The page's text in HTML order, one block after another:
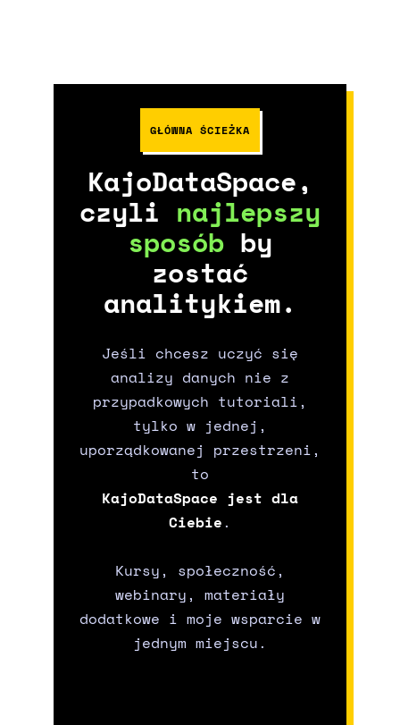
GŁÓWNA ŚCIEŻKA
KajoDataSpace,
czyli najlepszy
sposóbby
zostać
analitykiem.
Jeśli chcesz uczyć się
analizy danych nie z
przypadkowych tutoriali,
tylko w jednej,
uporządkowanej przestrzeni,
to
KajoDataSpace jest dla
Ciebie.
Kursy, społeczność,
webinary, materiały
dodatkowe i moje wsparcie w
jednym miejscu.